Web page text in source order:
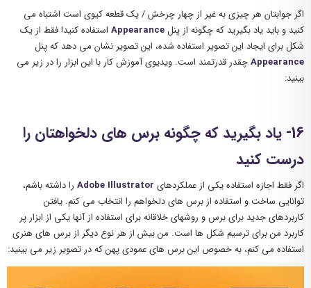
اگر جوابتان هر چیزی به غیر از چهار چرخش / یک قطعه کیوی است اشتباه می
کنید و باید یاد بگیرید که چگونه از پنلAppearanceاستفاده کنید! فقط از یک
شکل برای ایجاد این تصویر استفاده شده، این تصویر نشان می دهد که پنل
Appearanceچقدر قدرتمند است. ویدیوی آموزش کار با این ابزار را در زیر می
بینید:
16- یاد بگیرید که چگونه برس های دلخواهتان را
درست کنید
اگر فقط اجازه استفاده یکی از عملکردهای Adobe Illustratorرا داشته باشم،
توانایی ساخت و استفاده از برس های دلخواهم را انتخاب می کنم. یافتن
کاربردهای جدید برای برس و روشهای خلاقانه برای استفاده از آنها یکی از ابزار پر
کاربرد من برای ترسیم شکل ها است. من بیش از هر نوع دیگر از برس های هنری
استفاده می کنم، به خصوص این برس های عمودی پهن که در تصویر زیر می بینید: